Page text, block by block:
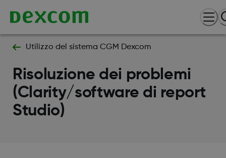
Utilizzo del sistema CGM Dexcom
Risoluzione dei problemi
(Clarity/software di report
Studio)